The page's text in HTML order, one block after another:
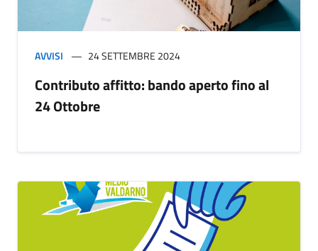
AVVISI 24 SETTEMBRE 2024
Contributo affitto: bando aperto fino al
24 Ottobre